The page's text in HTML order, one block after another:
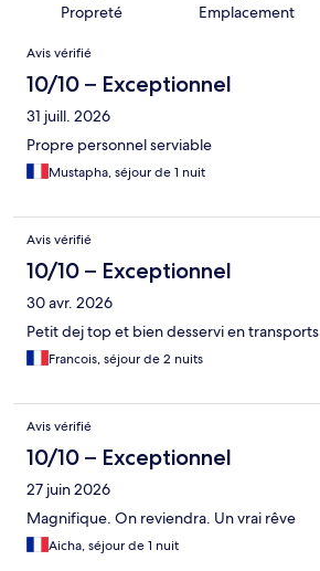
Propreté Emplacement
Avis
Avis vérifié
10/10 – Exceptionnel
31 juill. 2026
Propre personnel serviable
Mustapha, séjour de 1 nuit
Avis vérifié
10/10 – Exceptionnel
30 avr. 2026
Petit dej top et bien desservi en transports
Francois, séjour de 2 nuits
Avis vérifié
10/10 – Exceptionnel
27 juin 2026
Magnifique. On reviendra. Un vrai rêve
Aicha, séjour de 1 nuit